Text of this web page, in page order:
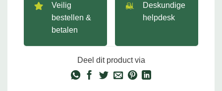
Veilig
bestellen &
betalen
Deskundige
helpdesk
Deel dit product via